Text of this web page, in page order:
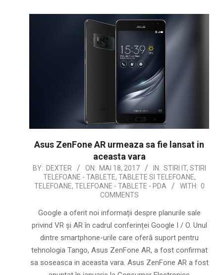
Asus ZenFone AR urmeaza sa fie lansat in
aceasta vara
2017-
BY: DEXTER ON: MAI 18, 2017 IN: STIRI IT, STIRI
TELEFOANE - TABLETE, TABLETE SI TELEFOANE,
TELEFOANE, TELEFOANE - TABLETE - PDA WITH: 0
COMMENTS
Google a oferit noi informații despre planurile sale
privind VR și AR în cadrul conferinței Google I / O. Unul
dintre smartphone-urile care oferă suport pentru
tehnologia Tango, Asus ZenFone AR, a fost confirmat
sa soseasca in aceasta vara. Asus ZenFone AR a fost